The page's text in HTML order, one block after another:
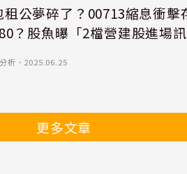
租公夢碎了？00713縮息衝擊
？股魚曝「2檔營建股進場
析 ． 2025.06.25
更多文章